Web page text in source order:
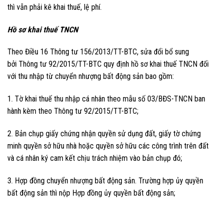
thì vẫn phải kê khai thuế, lệ phí.
Hồ sơ khai thuế TNCN
Theo Điều 16 Thông tư 156/2013/TT-BTC, sửa đổi bổ sung
bởi Thông tư 92/2015/TT-BTC quy định hồ sơ khai thuế TNCN đối
với thu nhập từ chuyển nhượng bất động sản bao gồm:
1. Tờ khai thuế thu nhập cá nhân theo mẫu số 03/BĐS-TNCN ban
hành kèm theo Thông tư 92/2015/TT-BTC;
2. Bản chụp giấy chứng nhận quyền sử dụng đất, giấy tờ chứng
minh quyền sở hữu nhà hoặc quyền sở hữu các công trình trên đất
và cá nhân ký cam kết chịu trách nhiệm vào bản chụp đó;
3. Hợp đồng chuyển nhượng bất động sản. Trường hợp ủy quyền
bất động sản thì nộp Hợp đồng ủy quyền bất động sản;